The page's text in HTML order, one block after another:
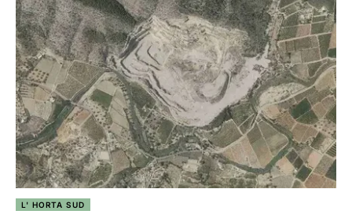
L' HORTA SUD